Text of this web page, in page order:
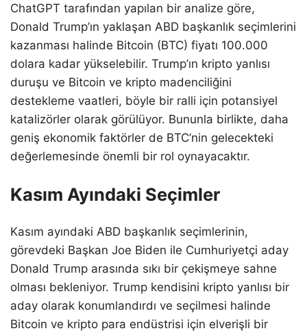
ChatGPT tarafından yapılan bir analize göre,
Donald Trump’ın yaklaşan ABD başkanlık seçimlerini
kazanması halinde Bitcoin (BTC) fiyatı 100.000
dolara kadar yükselebilir. Trump’ın kripto yanlısı
duruşu ve Bitcoin ve kripto madenciliğini
destekleme vaatleri, böyle bir ralli için potansiyel
katalizörler olarak görülüyor. Bununla birlikte, daha
geniş ekonomik faktörler de BTC’nin gelecekteki
değerlemesinde önemli bir rol oynayacaktır.
Kasım Ayındaki Seçimler
Kasım ayındaki ABD başkanlık seçimlerinin,
görevdeki Başkan Joe Biden ile Cumhuriyetçi aday
Donald Trump arasında sıkı bir çekişmeye sahne
olması bekleniyor. Trump kendisini kripto yanlısı bir
aday olarak konumlandırdı ve seçilmesi halinde
Bitcoin ve kripto para endüstrisi için elverişli bir